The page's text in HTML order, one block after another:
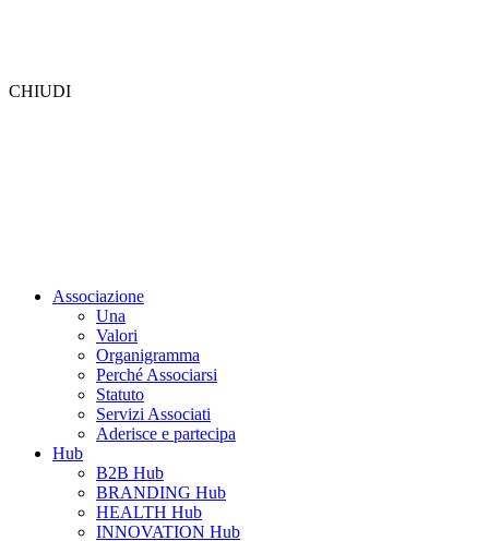
CHIUDI
Associazione
Una
Valori
Organigramma
Perché Associarsi
Statuto
Servizi Associati
Aderisce e partecipa
Hub
B2B Hub
BRANDING Hub
HEALTH Hub
INNOVATION Hub